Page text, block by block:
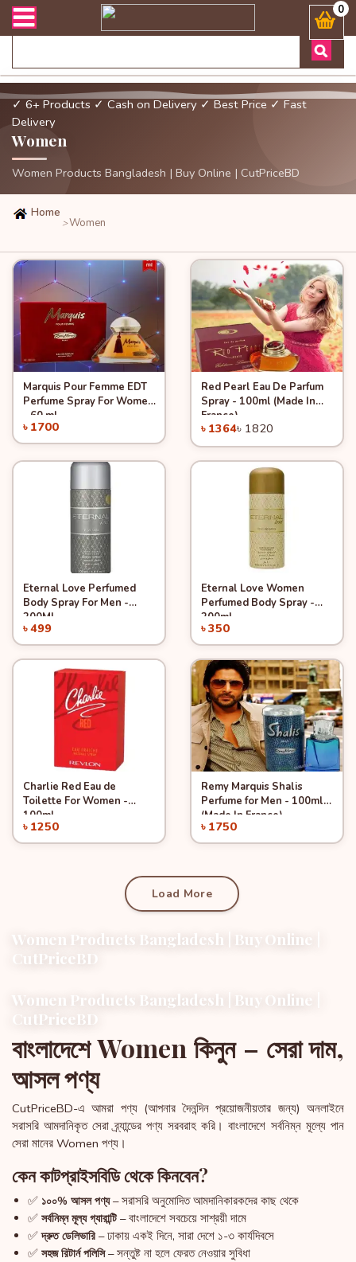
ডেলিভারী সংক্রান্ত যেকোনো জিজ্ঞাসায় কল করুনঃ ( Whatsapp ) 0
✓ 6+ Products ✓ Cash on Delivery ✓ Best Price ✓ Fast
Delivery
Women
Women Products Bangladesh | Buy Online | CutPriceBD
Home
>Women
Quick ViewAdd to Cart
Marquis Pour Femme EDT
Perfume Spray For Women
- 60 ml
৳ 1700
Quick ViewAdd to Cart
-25%
Red Pearl Eau De Parfum
Spray - 100ml (Made In
France)
৳ 1364৳ 1820
Quick ViewAdd to Cart
Eternal Love Perfumed
Body Spray For Men -
200Ml
৳ 499
Quick ViewAdd to Cart
Eternal Love Women
Perfumed Body Spray -
200ml
৳ 350
Quick ViewAdd to Cart
Charlie Red Eau de
Toilette For Women -
100ml
৳ 1250
Quick ViewAdd to Cart
Remy Marquis Shalis
Perfume for Men - 100ml
(Made In France)
৳ 1750
Load More
Women Products Bangladesh | Buy Online |
CutPriceBD
Women Products Bangladesh | Buy Online |
CutPriceBD
বাংলাদেশে Women কিনুন – সেরা দাম,
আসল পণ্য
CutPriceBD-এ আমরা পণ্য (আপনার দৈনন্দিন প্রয়োজনীয়তার জন্য) অনলাইনে
সরাসরি আমদানিকৃত সেরা ব্র্যান্ডের পণ্য সরবরাহ করি। বাংলাদেশে সর্বনিম্ন মূল্যে পান
সেরা মানের Women পণ্য।
কেন কাটপ্রাইসবিডি থেকে কিনবেন?
✅ ১০০% আসল পণ্য– সরাসরি অনুমোদিত আমদানিকারকদের কাছ থেকে
✅ সর্বনিম্ন মূল্য গ্যারান্টি– বাংলাদেশে সবচেয়ে সাশ্রয়ী দামে
✅দ্রুত ডেলিভারি – ঢাকায় একই দিনে, সারা দেশে ১-৩ কার্যদিবসে
✅ সহজ রিটার্ন পলিসি– সন্তুষ্ট না হলে ফেরত নেওয়ার সুবিধা